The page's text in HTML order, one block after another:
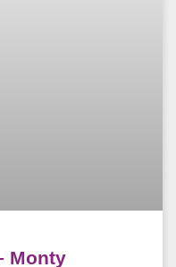
Monty